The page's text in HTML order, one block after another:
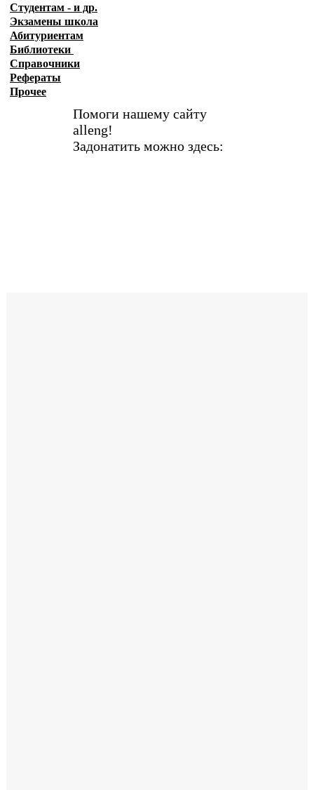
Студентам - и др.
Экзамены школа
Абитуриентам
Библиотеки
Справочники
Рефераты
Прочее
Помоги нашему сайту
alleng!
Задонатить можно здесь: